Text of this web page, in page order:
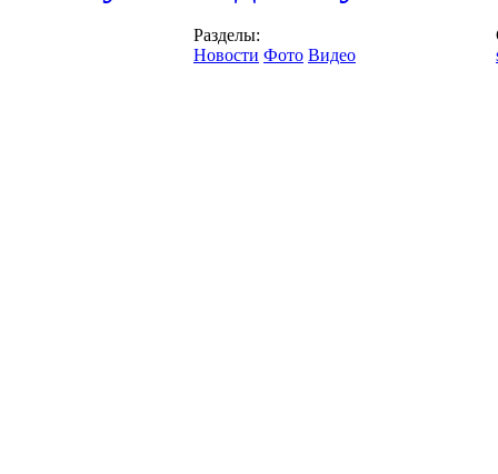
Разделы:
Новости Фото Видео